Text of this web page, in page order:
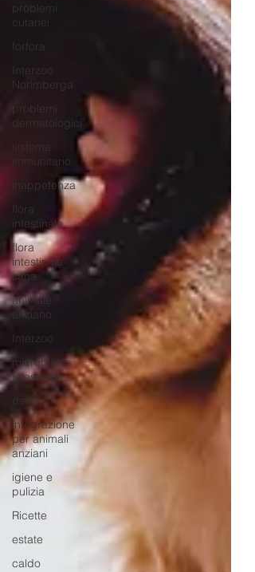
problemi
cutanei
forfora
Interzoo
Norimberga
problemi
dermatologici
sistema
immunitario
inappetenza
flora
intestinale
flora
intestinale
sana
animale
anziano
Interzoo
microbiota
intestinale
denti
integrazione
per animali
anziani
igiene e
pulizia
Ricette
estate
caldo